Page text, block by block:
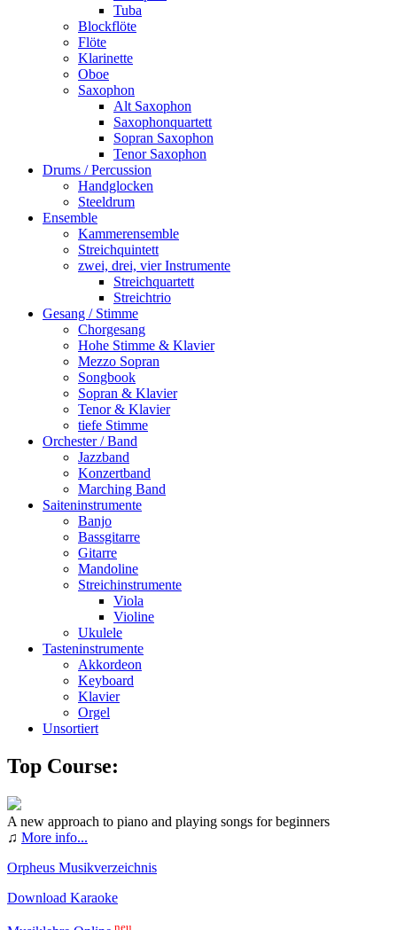
Tuba
Blockflöte
Flöte
Klarinette
Oboe
Saxophon
Alt Saxophon
Saxophonquartett
Sopran Saxophon
Tenor Saxophon
Drums / Percussion
Handglocken
Steeldrum
Ensemble
Kammerensemble
Streichquintett
zwei, drei, vier Instrumente
Streichquartett
Streichtrio
Gesang / Stimme
Chorgesang
Hohe Stimme & Klavier
Mezzo Sopran
Songbook
Sopran & Klavier
Tenor & Klavier
tiefe Stimme
Orchester / Band
Jazzband
Konzertband
Marching Band
Saiteninstrumente
Banjo
Bassgitarre
Gitarre
Mandoline
Streichinstrumente
Viola
Violine
Ukulele
Tasteninstrumente
Akkordeon
Keyboard
Klavier
Orgel
Unsortiert
Top Course:
A new approach to piano and playing songs for beginners
♫ More info...
Orpheus Musikverzeichnis
Download Karaoke
neu